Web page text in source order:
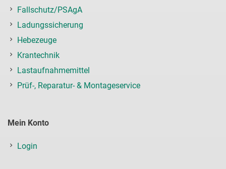
Fallschutz/PSAgA
Ladungssicherung
Hebezeuge
Krantechnik
Lastaufnahmemittel
Prüf-, Reparatur- & Montageservice
Mein Konto
Login